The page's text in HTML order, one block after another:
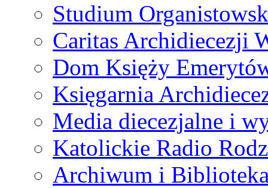
Studium
Caritas Archidiecezji
Dom Księży
Księgarnia
Media diecezjalne i
Katolickie Radio
Archiwum i